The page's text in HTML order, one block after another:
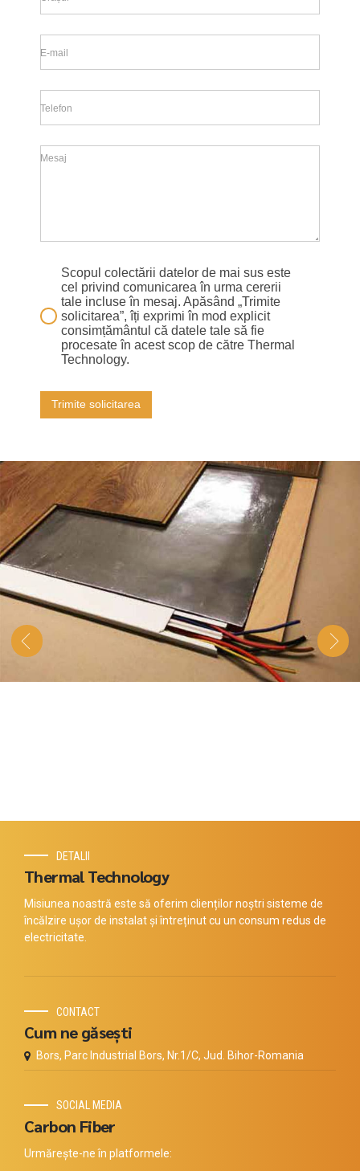
E-mail
Telefon
Mesaj
Scopul colectării datelor de mai sus este
cel privind comunicarea în urma cererii
tale incluse în mesaj. Apăsând „Trimite
solicitarea”, îți exprimi în mod explicit
consimțământul că datele tale să fie
procesate în acest scop de către Thermal
Technology.
Trimite solicitarea
DETALII
Thermal Technology
Misiunea noastră este să oferim clienților noștri sisteme de
încălzire ușor de instalat și întreținut cu un consum redus de
electricitate.
CONTACT
Cum ne găsești
Bors, Parc Industrial Bors, Nr.1/C, Jud. Bihor-Romania
SOCIAL MEDIA
Carbon Fiber
Urmărește-ne în platformele: